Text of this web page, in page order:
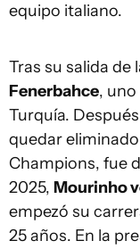
equipo italiano.
Tras su salida de
Fenerbahce,
Turquía.
quedar
Champions, fue
2025, Mourinho
empezó su
25 años. En la